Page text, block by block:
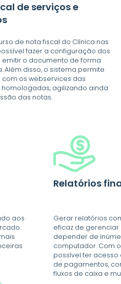
de serviços e
de nota fiscal do Clínica nas
fazer a configuração dos
emitir o documento de forma
Além disso, o sistema permite
os webservices das
agilizando ainda
das notas.
aos
Relatórios
Gerar relatórios
eficaz de gerenciar
depender de
computador. Com
possível ter
de pagamentos,
fluxos de caixa e